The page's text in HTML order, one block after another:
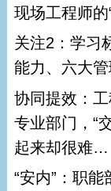
现场工程师的
关注2：学习
能力、六大管
协同提效：
专业部门，“
起来却很难…
“安内”：职